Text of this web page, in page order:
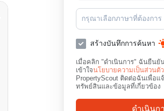
กรุณาเลือกภาษาที่ต้องการ
สร้างบันทึกการค้นหา
เมื่อคลิก "ดำเนินการ" ฉันยืนยั
เข้าใจนโยบายความเป็นส่วนตัว
PropertyScout ติดต่อฉันเพื่อแ
ทรัพย์สินและข้อมูลที่เกี่ยวข้อง
ดำเนินก